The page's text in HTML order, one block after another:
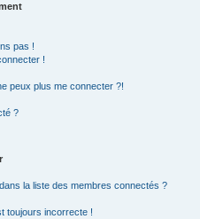
pas !
!
peux plus me connecter ?!
?
la liste des membres connectés ?
toujours incorrecte !